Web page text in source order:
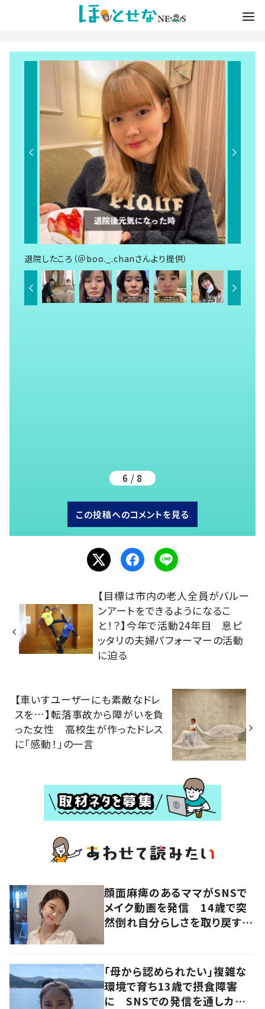
退院したころ（＠boo._.chanさんより提供）
6 / 8
この投稿へのコメントを見る
【目標は市内の老人全員がバルー
ンアートをできるようになるこ
と！？】今年で活動24年目 息ピ
ッタリの夫婦パフォーマーの活動
に迫る
【車いすユーザーにも素敵なドレ
スを…】転落事故から障がいを負
った女性 高校生が作ったドレス
に「感動！」の一言
顔面麻痺のあるママがSNSで
メイク動画を発信 14歳で突
然倒れ自分らしさを取り戻すま
「母から認められたい」複雑な
環境で育ち13歳で摂食障害
に SNSでの発信を通しカウン